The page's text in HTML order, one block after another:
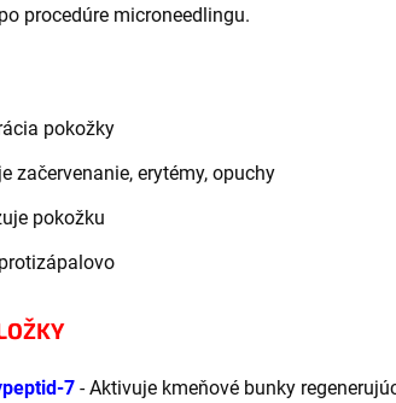
procedúre microneedlingu.
pokožky
začervenanie, erytémy, opuchy
pokožku
7 - Aktivuje kmeňové bunky